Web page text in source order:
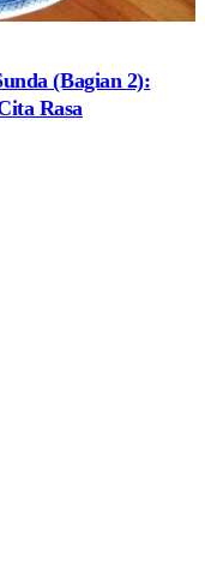
(Bagian 2):
Rasa